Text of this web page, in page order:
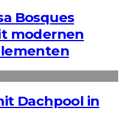
Bosques
modernen
Dachpool in